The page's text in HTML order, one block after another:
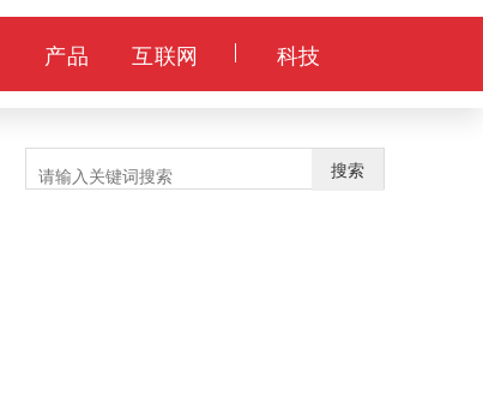
产品 互联网 科技
搜索